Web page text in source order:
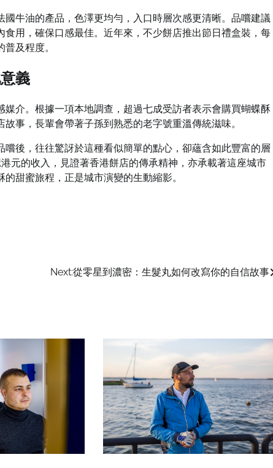
牛油的產品，色澤更均勻，入口時層次感更清晰。品嚐建議
用，確保口感最佳。近年來，不少餅店推出節日禮盒裝，每
及程度。
義
介。根據一項本地調查，超過七成受訪者表示會購買蝴蝶酥
事，長輩會帶著子孫到熟悉的老字號重溫傳統滋味。
後，往往驚訝於這種看似簡單的點心，卻蘊含如此豐富的層
元的收入，見證著香港餅店的傳承精神，亦承載著這座城市
甜蜜旅程，正是城市演變的生動縮影。
Next:從零星到濃密：生髮丸如何改寫你的自信故事